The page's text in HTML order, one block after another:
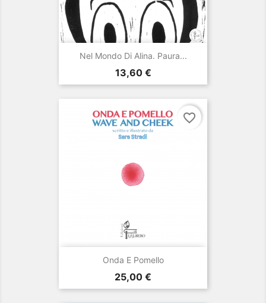
Nel Mondo Di Alina. Paura...
Prezzo
13,60 €
Onda E Pomello
Prezzo
25,00 €
favorite_border